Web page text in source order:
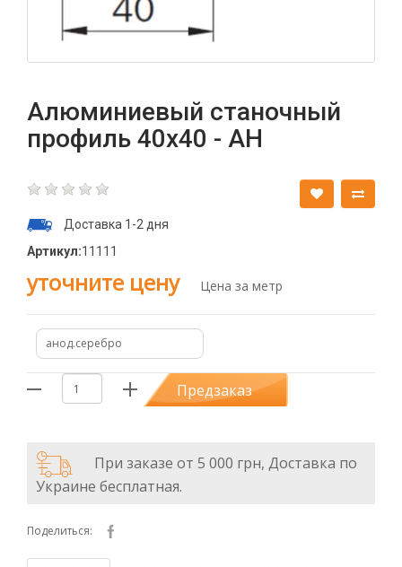
Алюминиевый станочный
профиль 40х40 - АН
Доставка 1-2 дня
Артикул:11111
уточните цену Цена за метр
анод.серебро
Предзаказ
При заказе от 5 000 грн, Доставка по
Украине бесплатная.
Поделиться: